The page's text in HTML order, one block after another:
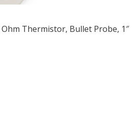
Ohm Thermistor, Bullet Probe, 1″